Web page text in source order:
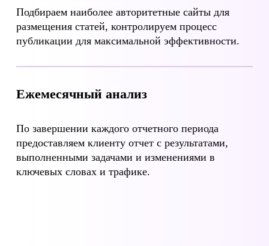
Подбираем наиболее авторитетные сайты для
размещения статей, контролируем процесс
публикации для максимальной эффективности.
Ежемесячный анализ
По завершении каждого отчетного периода
предоставляем клиенту отчет с результатами,
выполненными задачами и изменениями в
ключевых словах и трафике.